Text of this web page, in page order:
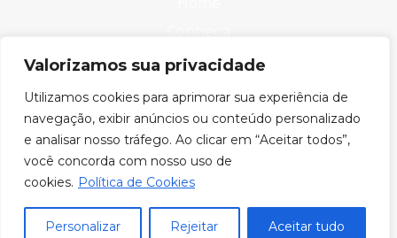
Valorizamos sua privacidade
Utilizamos cookies para aprimorar sua experiência de
navegação, exibir anúncios ou conteúdo personalizado
e analisar nosso tráfego. Ao clicar em “Aceitar todos”,
você concorda com nosso uso de
cookies. Política de Cookies
Personalizar Rejeitar Aceitar tudo
Produtos
Downloads
Blog
Lumier © 2026. Todos os direitos reservados.